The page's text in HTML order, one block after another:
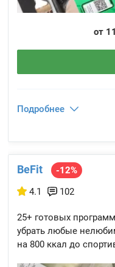
от
Подробнее
BeFit
-12%
4.1
102
25+ готовых
убрать любые
на 800 ккал до